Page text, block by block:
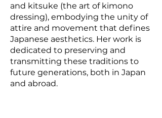
and kitsuke (the art of kimono
dressing), embodying the unity of
attire and movement that defines
Japanese aesthetics. Her work is
dedicated to preserving and
transmitting these traditions to
future generations, both in Japan
and abroad.